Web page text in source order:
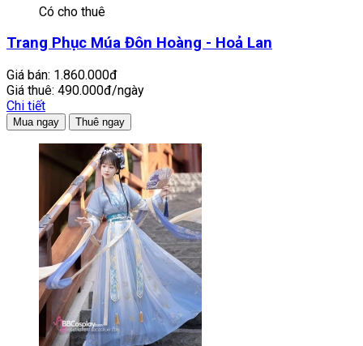
Có cho thuê
Trang Phục Múa Đôn Hoàng - Hoả Lan
Giá bán: 1.860.000đ
Giá thuê: 490.000đ/ngày
Chi tiết
Mua ngay Thuê ngay